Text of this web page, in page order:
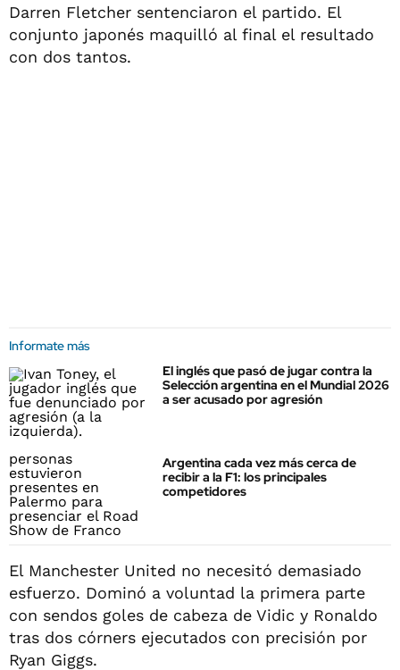
Darren Fletcher sentenciaron el partido. El
conjunto japonés maquilló al final el resultado
con dos tantos.
Informate más
El inglés que pasó de jugar contra la
Selección argentina en el Mundial 2026
a ser acusado por agresión
Argentina cada vez más cerca de
recibir a la F1: los principales
competidores
El Manchester United no necesitó demasiado
esfuerzo. Dominó a voluntad la primera parte
con sendos goles de cabeza de Vidic y Ronaldo
tras dos córners ejecutados con precisión por
Ryan Giggs.